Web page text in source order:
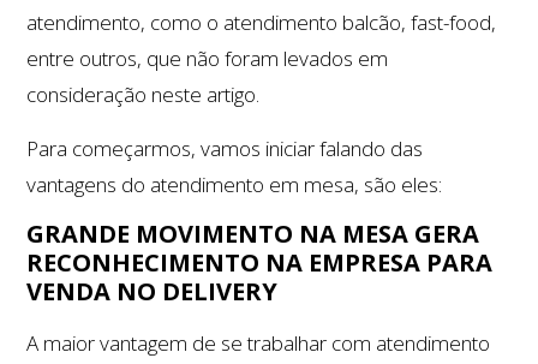
atendimento, como o atendimento balcão, fast-food,
entre outros, que não foram levados em
consideração neste artigo.
Para começarmos, vamos iniciar falando das
vantagens do atendimento em mesa, são eles:
GRANDE MOVIMENTO NA MESA GERA
RECONHECIMENTO NA EMPRESA PARA
VENDA NO DELIVERY
A maior vantagem de se trabalhar com atendimento